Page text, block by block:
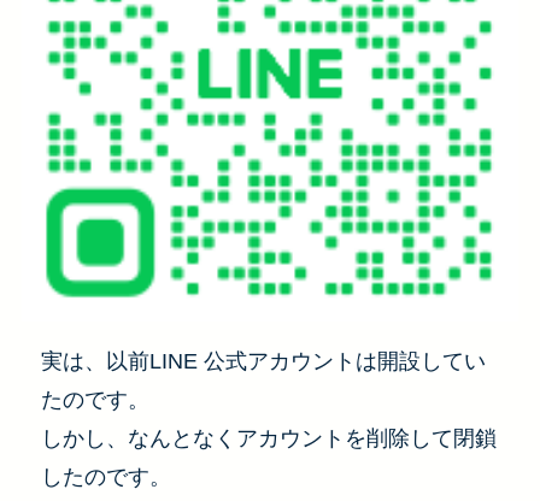
実は、以前LINE 公式アカウントは開設してい
たのです。
しかし、なんとなくアカウントを削除して閉鎖
したのです。